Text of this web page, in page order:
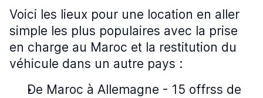
Voici les lieux pour une location en aller
simple les plus populaires avec la prise
en charge au Maroc et la restitution du
véhicule dans un autre pays :
De Maroc à Allemagne - 15 offrss de